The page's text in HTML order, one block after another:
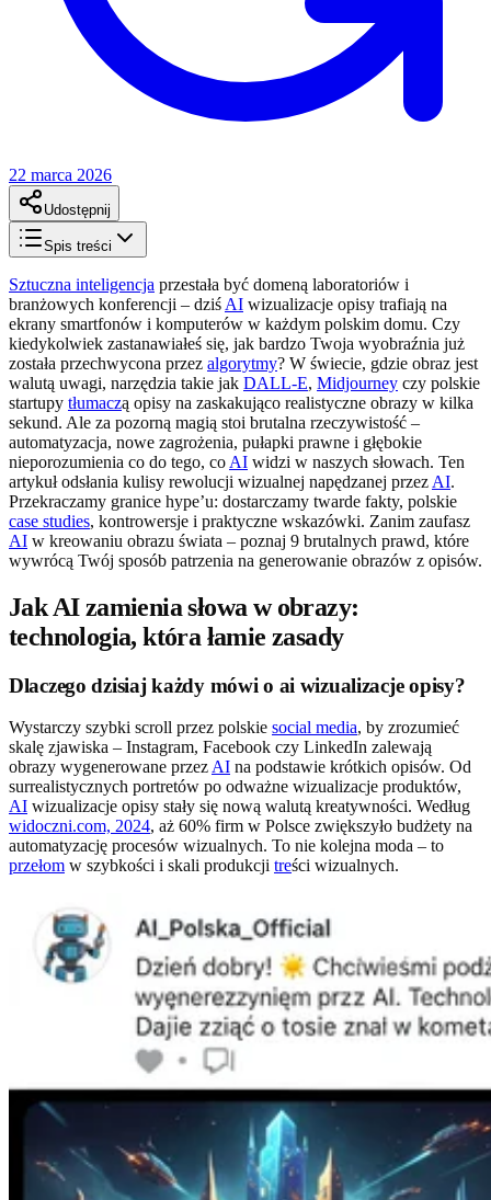
22 marca 2026
Udostępnij
Spis treści
Sztuczna inteligencja przestała być domeną laboratoriów i
branżowych konferencji – dziś AI wizualizacje opisy trafiają na
ekrany smartfonów i komputerów w każdym polskim domu. Czy
kiedykolwiek zastanawiałeś się, jak bardzo Twoja wyobraźnia już
została przechwycona przez algorytmy? W świecie, gdzie obraz jest
walutą uwagi, narzędzia takie jak DALL-E, Midjourney czy polskie
startupy tłumaczą opisy na zaskakująco realistyczne obrazy w kilka
sekund. Ale za pozorną magią stoi brutalna rzeczywistość –
automatyzacja, nowe zagrożenia, pułapki prawne i głębokie
nieporozumienia co do tego, co AI widzi w naszych słowach. Ten
artykuł odsłania kulisy rewolucji wizualnej napędzanej przez AI.
Przekraczamy granice hype’u: dostarczamy twarde fakty, polskie
case studies, kontrowersje i praktyczne wskazówki. Zanim zaufasz
AI w kreowaniu obrazu świata – poznaj 9 brutalnych prawd, które
wywrócą Twój sposób patrzenia na generowanie obrazów z opisów.
Jak AI zamienia słowa w obrazy:
technologia, która łamie zasady
Dlaczego dzisiaj każdy mówi o ai wizualizacje opisy?
Wystarczy szybki scroll przez polskie social media, by zrozumieć
skalę zjawiska – Instagram, Facebook czy LinkedIn zalewają
obrazy wygenerowane przez AI na podstawie krótkich opisów. Od
surrealistycznych portretów po odważne wizualizacje produktów,
AI wizualizacje opisy stały się nową walutą kreatywności. Według
widoczni.com, 2024, aż 60% firm w Polsce zwiększyło budżety na
automatyzację procesów wizualnych. To nie kolejna moda – to
przełom w szybkości i skali produkcji treści wizualnych.